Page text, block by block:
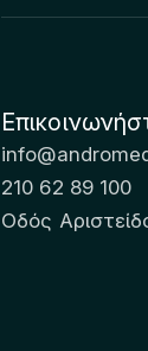
210 62 89 100
Οδός